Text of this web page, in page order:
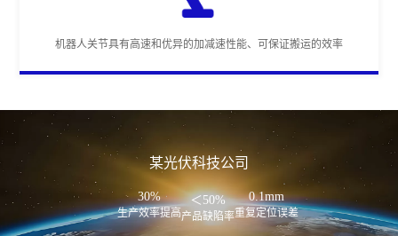
机器人关节具有高速和优异的加减速性能、可保证搬运的效率
某光伏科技公司
30%
生产效率提高
＜50%
产品缺陷率
0.1mm
重复定位误差